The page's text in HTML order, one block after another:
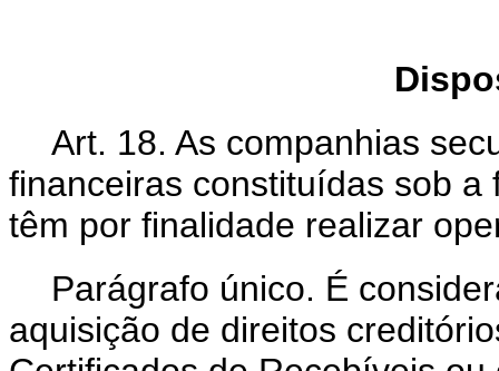
Art. 18. As companhias
financeiras constituídas sob
têm por finalidade realizar
Parágrafo único. É
aquisição de direitos